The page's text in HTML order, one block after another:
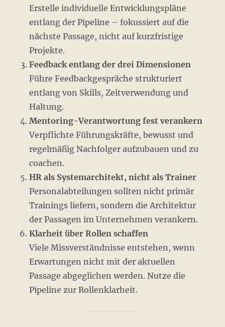
Erstelle individuelle Entwicklungspläne
entlang der Pipeline – fokussiert auf die
nächste Passage, nicht auf kurzfristige
Projekte.
Feedback entlang der drei Dimensionen
Führe Feedbackgespräche strukturiert
entlang von Skills, Zeitverwendung und
Haltung.
Mentoring-Verantwortung fest verankern
Verpflichte Führungskräfte, bewusst und
regelmäßig Nachfolger aufzubauen und zu
coachen.
HR als Systemarchitekt, nicht als Trainer
Personalabteilungen sollten nicht primär
Trainings liefern, sondern die Architektur
der Passagen im Unternehmen verankern.
Klarheit über Rollen schaffen
Viele Missverständnisse entstehen, wenn
Erwartungen nicht mit der aktuellen
Passage abgeglichen werden. Nutze die
Pipeline zur Rollenklarheit.